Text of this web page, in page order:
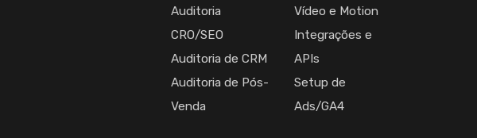
Auditoria
CRO/SEO
Auditoria de CRM
Auditoria de Pós-
Venda
Vídeo e Motion
Integrações e
APIs
Setup de
Ads/GA4